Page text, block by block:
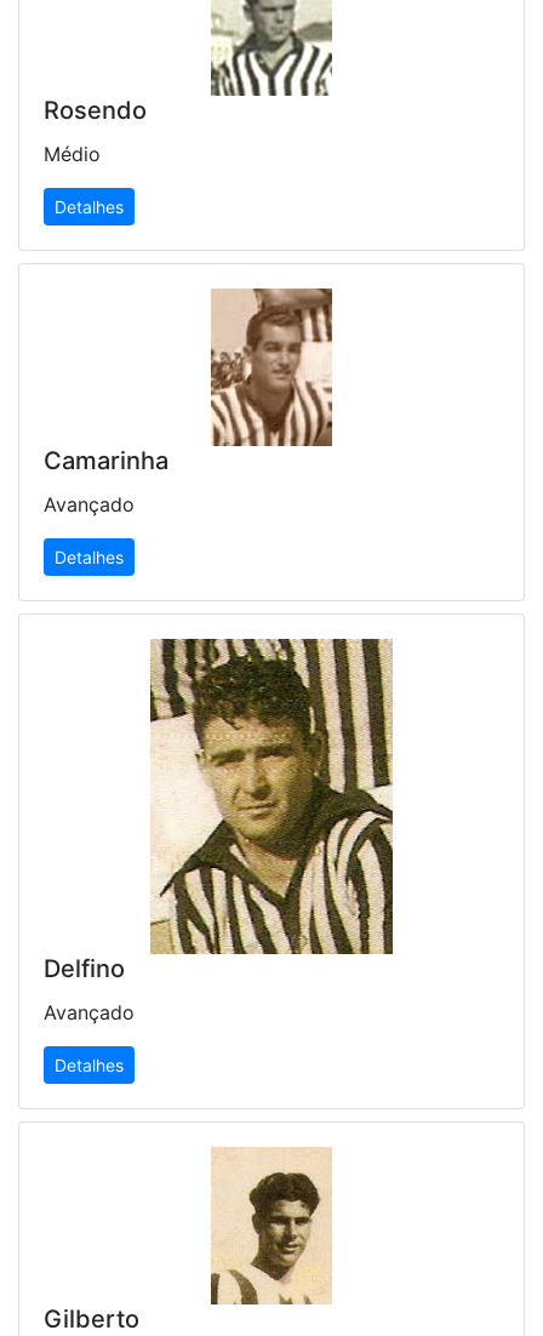
Rosendo
Médio
Detalhes
Camarinha
Avançado
Detalhes
Delfino
Avançado
Detalhes
Gilberto